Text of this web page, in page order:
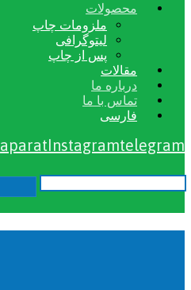
محصولات
ملزومات چاپ
لیتوگرافی
پس از چاپ
مقالات
درباره ما
تماس با ما
فارسی
aparatInstagramtelegram